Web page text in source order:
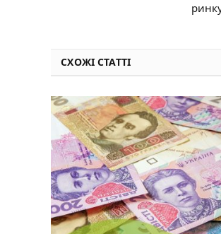
СХОЖІ СТАТТІ